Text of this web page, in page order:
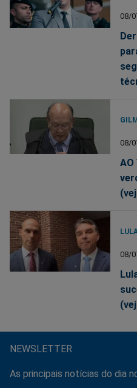
08/
08/
AO
08/
NEWSLETTER
As principais notícias do dia